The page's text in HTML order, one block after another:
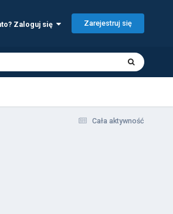
Zaloguj się Zarejestruj się
Cała aktywność